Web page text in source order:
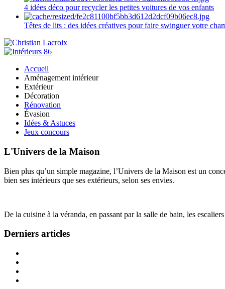
4 idées déco pour recycler les petites voitures de vos enfants
Têtes de lits : des idées créatives pour faire swinguer votre
Accueil
Aménagement intérieur
Extérieur
Décoration
Rénovation
Évasion
Idées & Astuces
Jeux concours
L'Univers de la Maison
Bien plus qu’un simple magazine, l’Univers de la Maison est un
bien ses intérieurs que ses extérieurs, selon ses envies.
De la cuisine à la véranda, en passant par la salle de bain, les
Derniers articles